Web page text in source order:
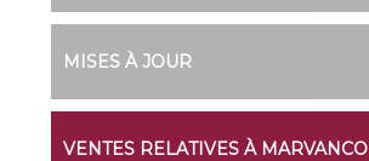
MISES À JOUR
VENTES RELATIVES À MARVANCO